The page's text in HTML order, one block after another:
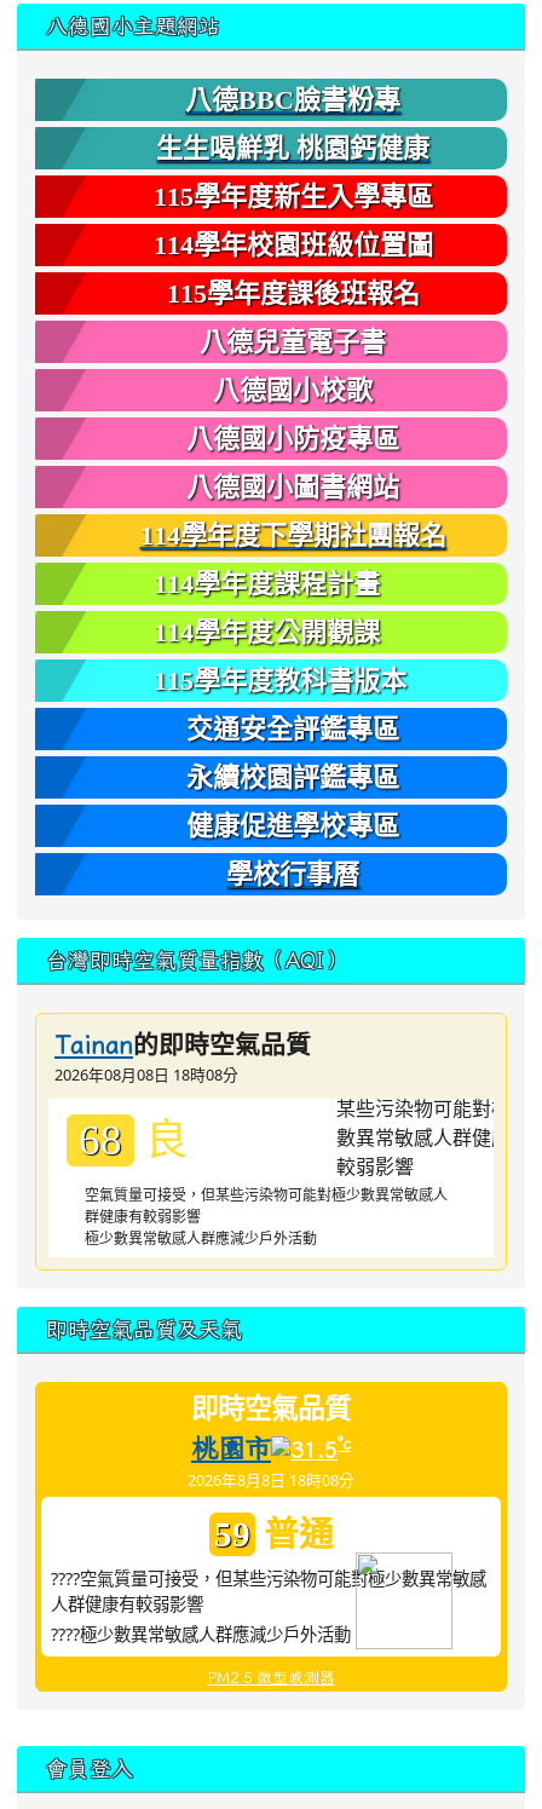
八德國小主題網站
八德BBC臉書粉專
生生喝鮮乳 桃園鈣健康
115學年度新生入學專區
114學年校園班級位置圖
115學年度課後班報名
八德兒童電子書
八德國小校歌
八德國小防疫專區
八德國小圖書網站
114學年度下學期社團報名
114學年度課程計畫
114學年度公開觀課
115學年度教科書版本
交通安全評鑑專區
永續校園評鑑專區
健康促進學校專區
學校行事曆
台灣即時空氣質量指數（AQI）
Tainan的即時空氣品質
2026年08月08日 18時08分
68 良
空氣質量可接受，但某些污染物可能對極少數異常敏感人
群健康有較弱影響
極少數異常敏感人群應減少戶外活動
即時空氣品質及天氣
即時空氣品質
桃園市 31.5°c
2026年8月8日 18時08分
59 普通
????空氣質量可接受，但某些污染物可能對極少數異常敏感
人群健康有較弱影響
????極少數異常敏感人群應減少戶外活動
PM2.5 微型感測器
會員登入